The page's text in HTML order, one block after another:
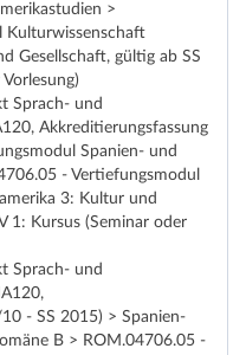
>
Kulturwissenschaft
Gesellschaft, gültig ab SS
Sprach- und
Akkreditierungsfassung
Spanien- und
- Vertiefungsmodul
3: Kultur und
1: Kursus (Seminar oder
Sprach- und
- SS 2015) > Spanien-
B > ROM.04706.05 -